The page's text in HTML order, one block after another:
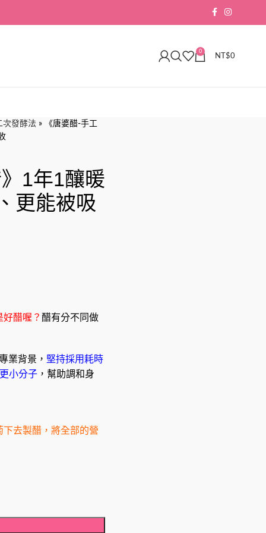
0
NT$0
次發酵法»
《唐婆醋-手工
1年1釀暖
更能被吸
醋喔？ 醋有分不同做
業背景， 堅持採用耗時
小分子，幫助調和身
去製醋，將全部的營